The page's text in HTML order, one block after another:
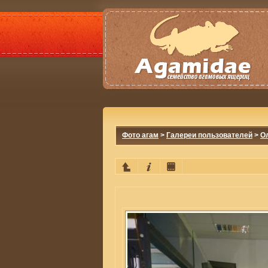
Фото агам > Галереи пользователей >